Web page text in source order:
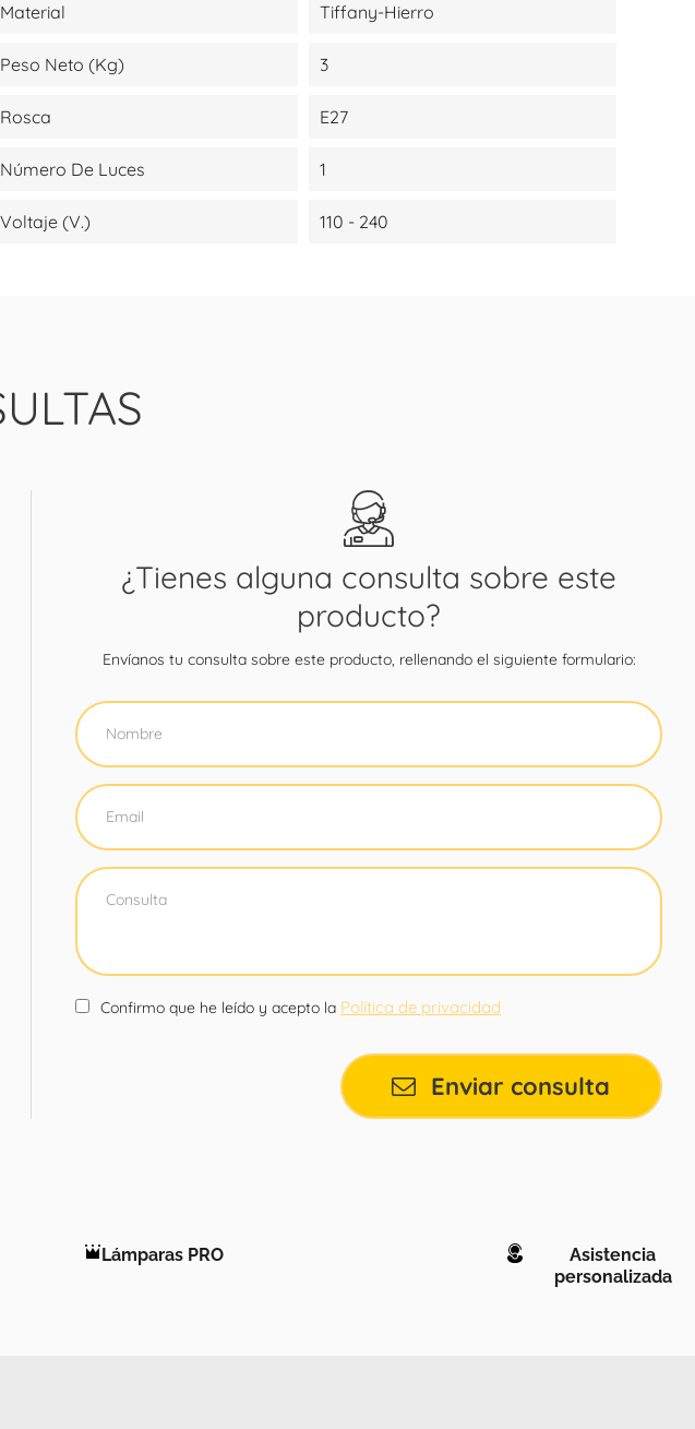
Material Tiffany-Hierro
Peso Neto (kg) 3
Rosca E27
Número De Luces 1
Voltaje (V.) 110 - 240
¿Tienes alguna consulta sobre este
producto?
Envíanos tu consulta sobre este producto, rellenando el siguiente formulario:
Confirmo que he leído y acepto la Política de privacidad
Enviar consulta
Lámparas PRO
Asistencia
personalizada